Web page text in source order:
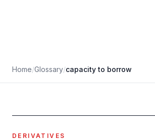
Home/Glossary/capacity to borrow
DERIVATIVES